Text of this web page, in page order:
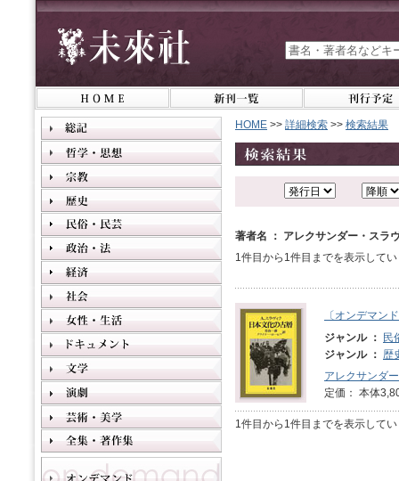
HOME >> 詳細検索 >> 検索結果
著者名 ： アレクサンダー・スラ
1件目から1件目までを表示して
〔オンデマン
ジャンル ：
民
ジャンル ： 歴
アレクサンダ
定価： 本体
1件目から1件目までを表示して